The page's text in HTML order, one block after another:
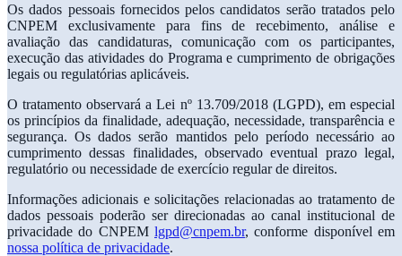
Os dados pessoais fornecidos pelos candidatos serão tratados pelo
CNPEM exclusivamente para fins de recebimento, análise e
avaliação das candidaturas, comunicação com os participantes,
execução das atividades do Programa e cumprimento de obrigações
legais ou regulatórias aplicáveis.
O tratamento observará a Lei nº 13.709/2018 (LGPD), em especial
os princípios da finalidade, adequação, necessidade, transparência e
segurança. Os dados serão mantidos pelo período necessário ao
cumprimento dessas finalidades, observado eventual prazo legal,
regulatório ou necessidade de exercício regular de direitos.
Informações adicionais e solicitações relacionadas ao tratamento de
dados pessoais poderão ser direcionadas ao canal institucional de
privacidade do CNPEM lgpd@cnpem.br, conforme disponível em
nossa política de privacidade.